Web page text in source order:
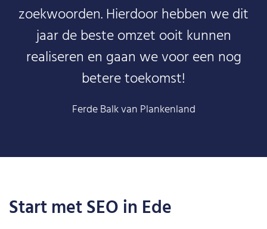
zoekwoorden. Hierdoor hebben we dit
jaar de beste omzet ooit kunnen
realiseren en gaan we voor een nog
betere toekomst!
Ferde Balk van Plankenland
Start met SEO in Ede